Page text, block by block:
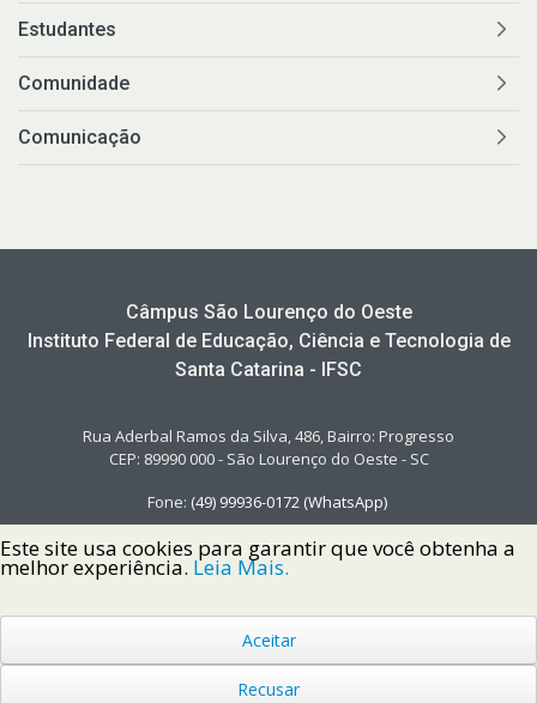
Estudantes
Comunidade
Comunicação
Câmpus São Lourenço do Oeste
Instituto Federal de Educação, Ciência e Tecnologia de
Santa Catarina - IFSC
Rua Aderbal Ramos da Silva, 486, Bairro: Progresso
CEP: 89990 000 - São Lourenço do Oeste - SC
Fone: (49) 99936-0172 (WhatsApp)
Copyright © 2022 Instituto Federal de Santa Catarina IFSC
Todos os Direitos Reservados.
Este site usa cookies para garantir que você obtenha a
melhor experiência. Leia Mais.
Aceitar
Recusar